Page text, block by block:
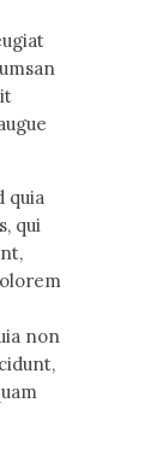
quia
qui
non